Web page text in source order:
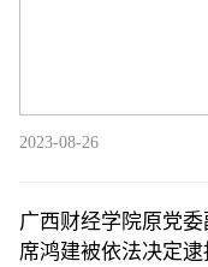
2023-08-26
广西财经学院原党
席鸿建被依法决定逮